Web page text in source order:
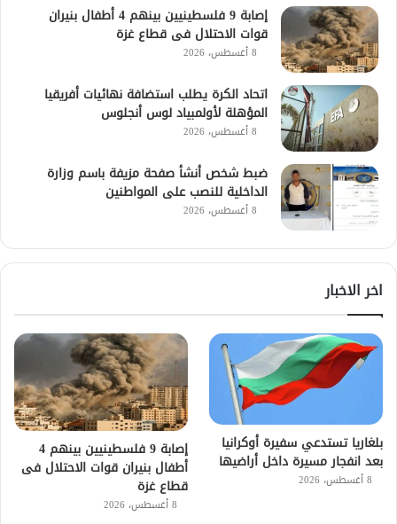
إصابة 9 فلسطينيين بينهم 4 أطفال بنيران
قوات الاحتلال فى قطاع غزة
8 أغسطس، 2026
اتحاد الكرة يطلب استضافة نهائيات أفريقيا
المؤهلة لأولمبياد لوس أنجلوس
8 أغسطس، 2026
ضبط شخص أنشأ صفحة مزيفة باسم وزارة
الداخلية للنصب على المواطنين
8 أغسطس، 2026
اخر الاخبار
بلغاريا تستدعي سفيرة أوكرانيا
بعد انفجار مسيرة داخل أراضيها
8 أغسطس، 2026
إصابة 9 فلسطينيين بينهم 4
أطفال بنيران قوات الاحتلال فى
قطاع غزة
8 أغسطس، 2026